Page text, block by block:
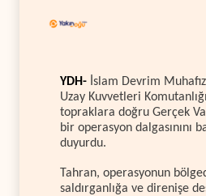
YDH- İslam Devrim
Uzay Kuvvetleri
topraklara doğru Gerçek
bir operasyon dalgasınını
duyurdu.
Tahran, operasyonun
saldırganlığa ve direnişe